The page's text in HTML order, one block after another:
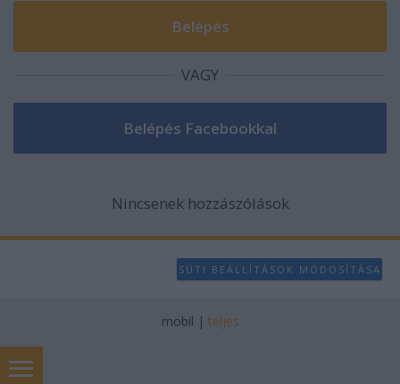
VAGY
Nincsenek hozzászólások
chiptuning
SÜTI BEÁLLÍTÁSOK MÓDOSÍTÁSA
mobil | teljes